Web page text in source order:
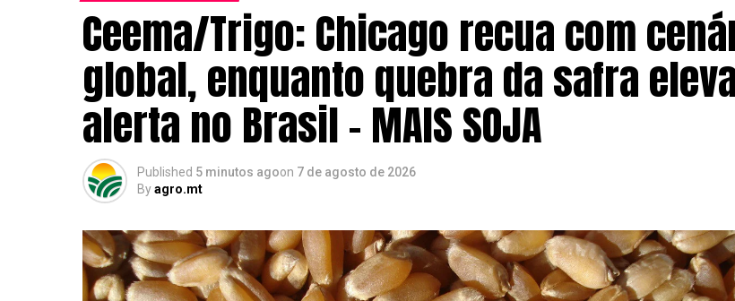
Ceema/Trigo: Chicago recua com
global, enquanto quebra da safra
alerta no Brasil – MAIS SOJA
Published 5 minutos agoon 7 de agosto de 2026
Byagro.mt